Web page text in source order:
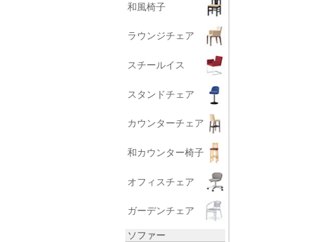
和風椅子
ラウンジチェア
スチールイス
スタンドチェア
カウンターチェア
和カウンター椅子
オフィスチェア
ガーデンチェア
ソファー